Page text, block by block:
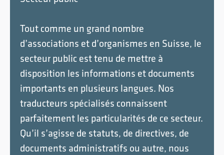
Tout comme un grand nombre
d’associations et d’organismes en Suisse, le
secteur public est tenu de mettre à
disposition les informations et documents
importants en plusieurs langues. Nos
traducteurs spécialisés connaissent
parfaitement les particularités de ce secteur.
Qu’il s’agisse de statuts, de directives, de
documents administratifs ou autre, nous